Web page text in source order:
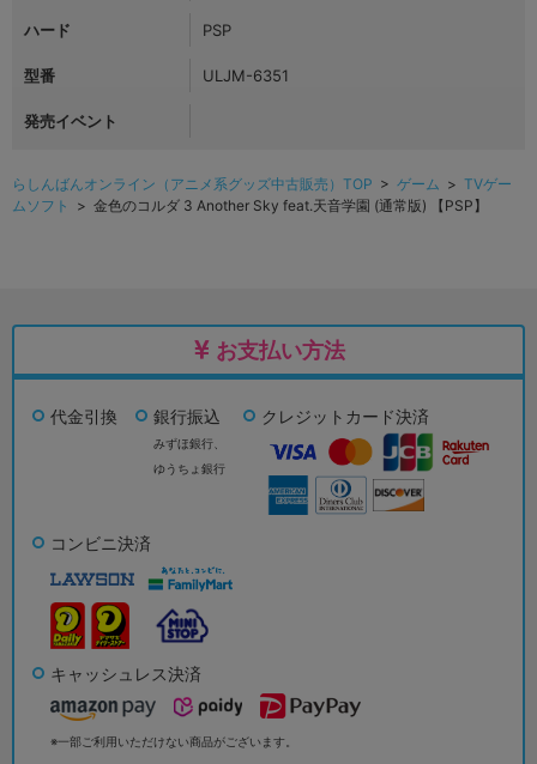
ハード PSP
型番 ULJM-6351
発売イベント
らしんばんオンライン（アニメ系グッズ中古販売）TOP > ゲーム > TVゲー
ムソフト
> 金色のコルダ 3 Another Sky feat.天音学園 (通常版) 【PSP】
お支払い方法
代金引換 銀行振込
みずほ銀行、
ゆうちょ銀行
クレジットカード決済
コンビニ決済
キャッシュレス決済
※一部ご利用いただけない商品がございます。